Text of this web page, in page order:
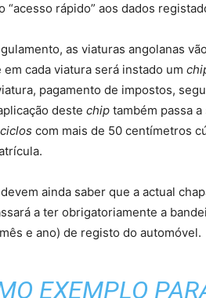
“acesso rápido” aos dados
as viaturas angolanas
cada viatura será instado um
pagamento de impostos,
deste chip também passa
com mais de 50 centímetros
ainda saber que a actual
a ter obrigatoriamente a
e ano) de registo do automóvel.
EXEMPLO